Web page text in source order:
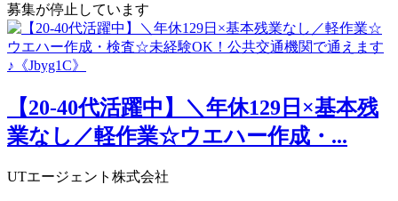
募集が停止しています
【20-40代活躍中】＼年休129日×基本残
業なし／軽作業☆ウエハー作成・...
UTエージェント株式会社